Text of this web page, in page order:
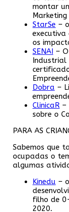
montar
Marketing
StarSe –
executiva
os
SENAI –
Industrial
Dobra –
ClinicaR –
sobre o
PARA AS
Sabemos que
ocupadas o
algumas
Kinedu –
filho de
2020.